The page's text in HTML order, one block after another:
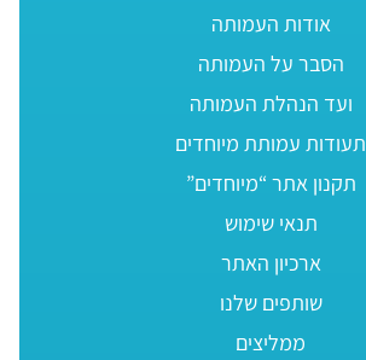
אודות העמותה
הסבר על העמותה
ועד הנהלת העמותה
תעודות עמותת מיוחדים
תקנון אתר “מיוחדים”
תנאי שימוש
ארכיון האתר
שותפים שלנו
ממליצים